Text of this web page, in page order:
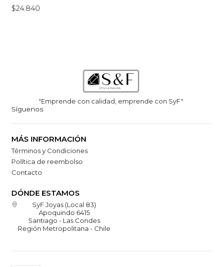
$24.840
"Emprende con calidad, emprende con SyF"
Síguenos
MÁS INFORMACIÓN
Términos y Condiciones
Política de reembolso
Contacto
DÓNDE ESTAMOS
SyF Joyas (Local 83)
Apoquindo 6415
Santiago - Las Condes
Región Metropolitana - Chile